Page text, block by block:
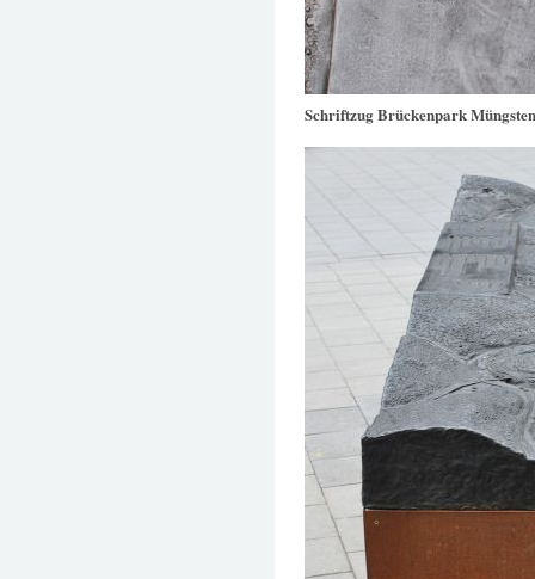
Schriftzug Brückenpark